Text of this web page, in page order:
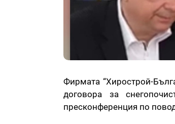
Фирмата “Хирострой-
договора за
пресконференция по